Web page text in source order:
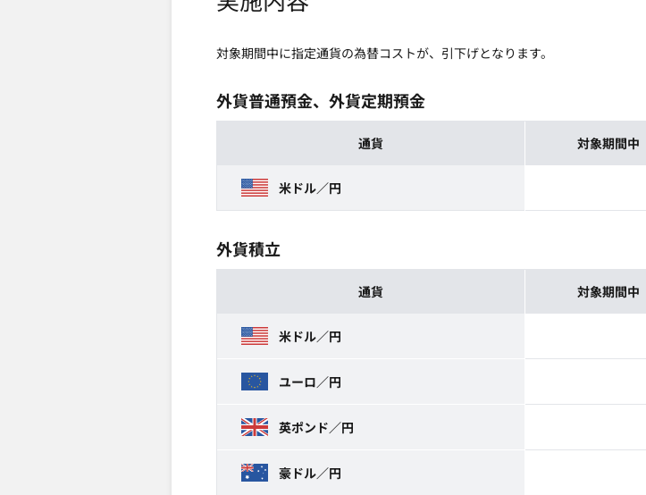
対象期間中に指定通貨の為替コストが、引下げとなります。
外貨普通預金、外貨定期預金
通貨 対象期間中
米ドル／円
外貨積立
通貨 対象期間中
米ドル／円
ユーロ／円
英ポンド／円
豪ドル／円